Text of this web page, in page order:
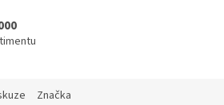
Značka